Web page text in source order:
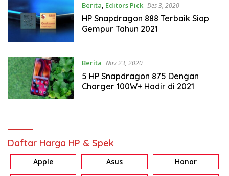
Berita, Editors Pick Des 3, 2020
HP Snapdragon 888 Terbaik Siap
Gempur Tahun 2021
Berita Nov 23, 2020
5 HP Snapdragon 875 Dengan
Charger 100W+ Hadir di 2021
Daftar Harga HP & Spek
Apple Asus Honor